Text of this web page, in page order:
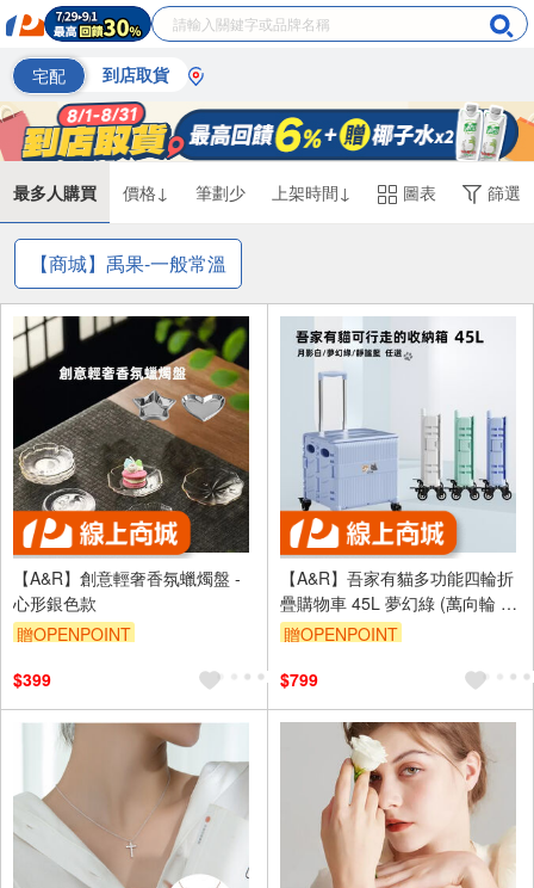
宅配 到店取貨
最多人購買 價格↓ 筆劃少 上架時間↓ 圖表 篩選
【商城】禹果-一般常溫
【A&R】創意輕奢香氛蠟燭盤 -
心形銀色款
贈OPENPOINT
$399
【A&R】吾家有貓多功能四輪折
疊購物車 45L 夢幻綠 (萬向輪 摺
疊 手拉車 收納車 拉桿 買菜 露
贈OPENPOINT
$799